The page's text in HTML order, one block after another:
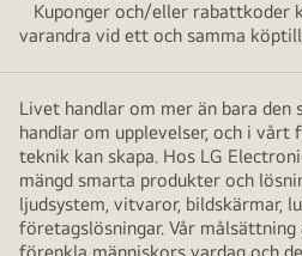
Kuponger och/eller rabattkoder
varandra vid ett och samma
Livet handlar om mer än bara den
handlar om upplevelser, och i vårt
teknik kan skapa. Hos LG
mängd smarta produkter och
ljudsystem, vitvaror, bildskärmar,
företagslösningar. Vår